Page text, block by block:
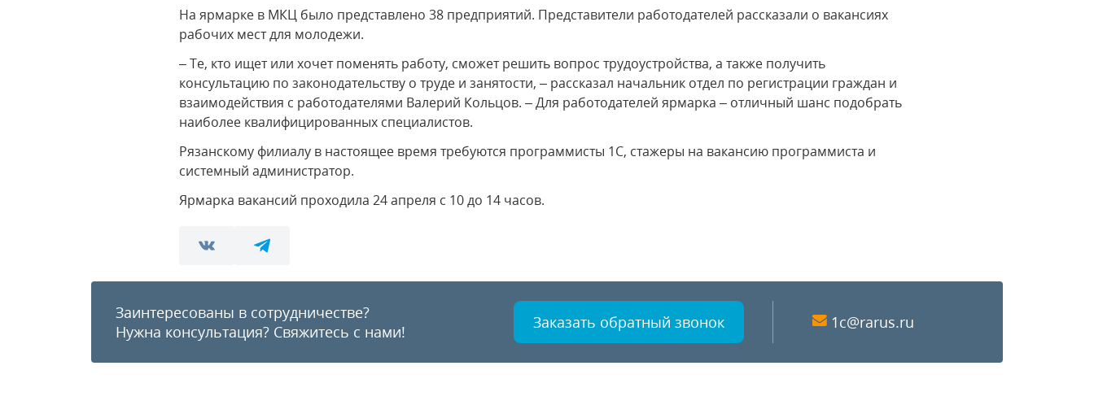
На ярмарке в МКЦ было представлено 38 предприятий. Представители работодателей рассказали о вакансиях
рабочих мест для молодежи.
– Те, кто ищет или хочет поменять работу, сможет решить вопрос трудоустройства, а также получить
консультацию по законодательству о труде и занятости, – рассказал начальник отдел по регистрации граждан и
взаимодействия с работодателями Валерий Кольцов. – Для работодателей ярмарка – отличный шанс подобрать
наиболее квалифицированных специалистов.
Рязанскому филиалу в настоящее время требуются программисты 1С, стажеры на вакансию программиста и
системный администратор.
Ярмарка вакансий проходила 24 апреля с 10 до 14 часов.
Заинтересованы в сотрудничестве?
Нужна консультация? Свяжитесь с нами! Заказать обратный звонок 1c@rarus.ru